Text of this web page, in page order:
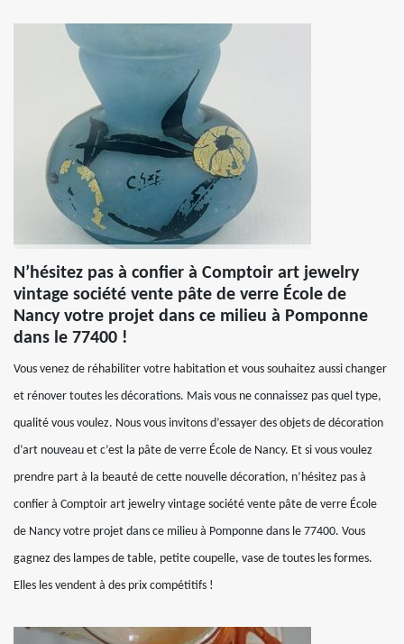
N’hésitez pas à confier à Comptoir art jewelry
vintage société vente pâte de verre École de
Nancy votre projet dans ce milieu à Pomponne
dans le 77400 !
Vous venez de réhabiliter votre habitation et vous souhaitez aussi changer
et rénover toutes les décorations. Mais vous ne connaissez pas quel type,
qualité vous voulez. Nous vous invitons d’essayer des objets de décoration
d’art nouveau et c’est la pâte de verre École de Nancy. Et si vous voulez
prendre part à la beauté de cette nouvelle décoration, n’hésitez pas à
confier à Comptoir art jewelry vintage société vente pâte de verre École
de Nancy votre projet dans ce milieu à Pomponne dans le 77400. Vous
gagnez des lampes de table, petite coupelle, vase de toutes les formes.
Elles les vendent à des prix compétitifs !